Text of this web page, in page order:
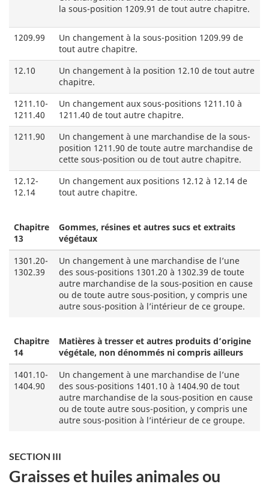
la sous-position 1209.91 de tout autre chapitre.
1209.99
Un changement à la sous-position 1209.99 de
tout autre chapitre.
12.10
Un changement à la position 12.10 de tout autre
chapitre.
1211.10-
1211.40
Un changement aux sous-positions 1211.10 à
1211.40 de tout autre chapitre.
1211.90
Un changement à une marchandise de la sous-
position 1211.90 de toute autre marchandise de
cette sous-position ou de tout autre chapitre.
12.12-
12.14
Un changement aux positions 12.12 à 12.14 de
tout autre chapitre.
Chapitre
13
Gommes, résines et autres sucs et extraits
végétaux
1301.20-
1302.39
Un changement à une marchandise de l’une
des sous-positions 1301.20 à 1302.39 de toute
autre marchandise de la sous-position en cause
ou de toute autre sous-position, y compris une
autre sous-position à l’intérieur de ce groupe.
Chapitre
14
Matières à tresser et autres produits d’origine
végétale, non dénommés ni compris ailleurs
1401.10-
1404.90
Un changement à une marchandise de l’une
des sous-positions 1401.10 à 1404.90 de tout
autre marchandise de la sous-position en cause
ou de toute autre sous-position, y compris une
autre sous-position à l’intérieur de ce groupe.
SECTION III
Graisses et huiles animales ou